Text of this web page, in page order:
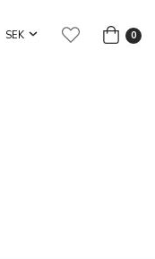
0